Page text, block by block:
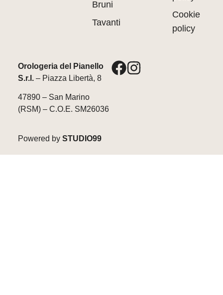
Bruni
Tavanti
Cookie
policy
Orologeria del Pianello
S.r.l.– Piazza Libertà, 8
47890 – San Marino
(RSM) – C.O.E. SM26036
Powered by STUDIO99